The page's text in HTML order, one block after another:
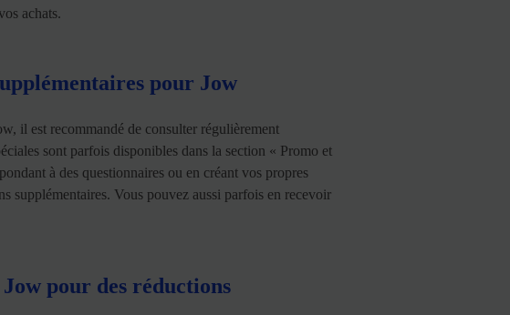
achats.
pour Jow
il est recommandé de consulter régulièrement
sont parfois disponibles dans la section « Promo et
à des questionnaires ou en créant vos propres
supplémentaires. Vous pouvez aussi parfois en recevoir
pour des réductions